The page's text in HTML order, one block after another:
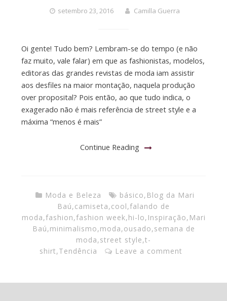
setembro 23, 2016 Camilla Guerra
Oi gente! Tudo bem? Lembram-se do tempo (e não
faz muito, vale falar) em que as fashionistas, modelos,
editoras das grandes revistas de moda iam assistir
aos desfiles na maior montação, naquela produção
over proposital? Pois então, ao que tudo indica, o
exagerado não é mais referência de street style e a
máxima “menos é mais”
Continue Reading
Moda e Beleza básico, Blog da Mari
Baú,camiseta,cool,falando de
moda,fashion,fashion week,hi-lo, Inspiração, Mari
Baú,minimalismo,moda,ousado,semana de
moda,street style,t-
shirt,Tendência Leave a comment